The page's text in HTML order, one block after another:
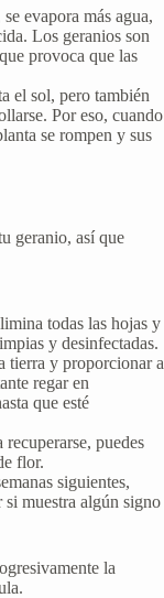
evapora más agua,
Los geranios son
provoca que las
el sol, pero también
Por eso, cuando
se rompen y sus
geranio, así que
todas las hojas y
y desinfectadas.
tierra y proporcionar a
regar en
que esté
puedes
flor.
siguientes,
muestra algún signo
la